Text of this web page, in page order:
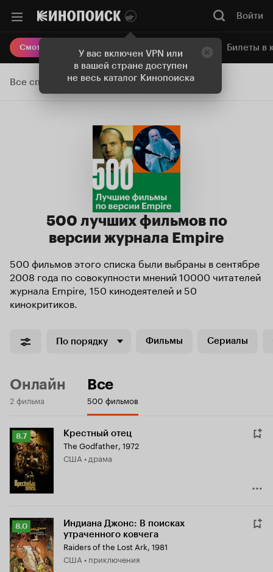
У вас включен VPN или
в вашей стране доступен
не весь каталог Кинопоиска
Войти
Смотреть кино Онлайн-кинотеатр Билеты в
Все списки
500 лучших фильмов по
версии журнала Empire
500 фильмов этого списка были выбраны в сентябре
2008 года по совокупности мнений 10000 читателей
журнала Empire, 150 кинодеятелей и 50
кинокритиков.
По порядку Фильмы Сериалы
Онлайн
2 фильма
Все
500 фильмов
Рейтинг
Кинопоиска
8.7
8.7 Крестный отец
The Godfather, 1972
США • драма
Рейтинг
Кинопоиска
8.0
8.0
Индиана Джонс: В поисках
утраченного ковчега
Raiders of the Lost Ark, 1981
США • приключения